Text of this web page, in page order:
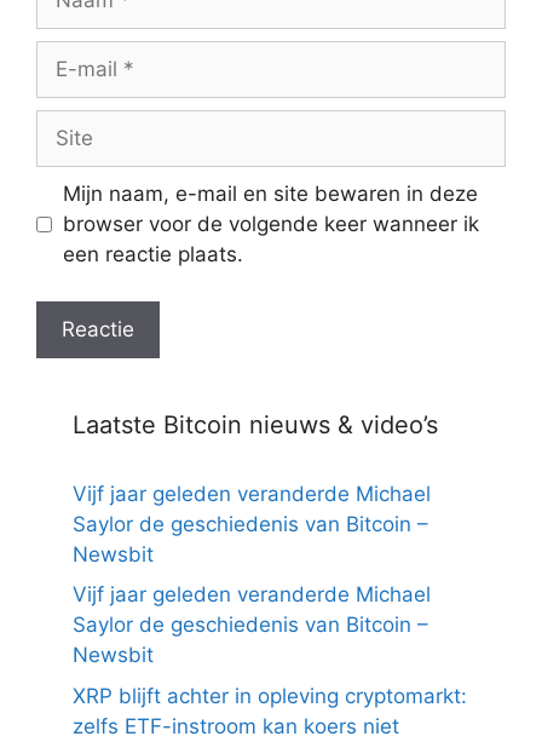
Site
Mijn naam, e-mail en site bewaren in deze
browser voor de volgende keer wanneer ik
een reactie plaats.
Laatste Bitcoin nieuws & video’s
Vijf jaar geleden veranderde Michael
Saylor de geschiedenis van Bitcoin –
Newsbit
Vijf jaar geleden veranderde Michael
Saylor de geschiedenis van Bitcoin –
Newsbit
XRP blijft achter in opleving cryptomarkt:
zelfs ETF-instroom kan koers niet